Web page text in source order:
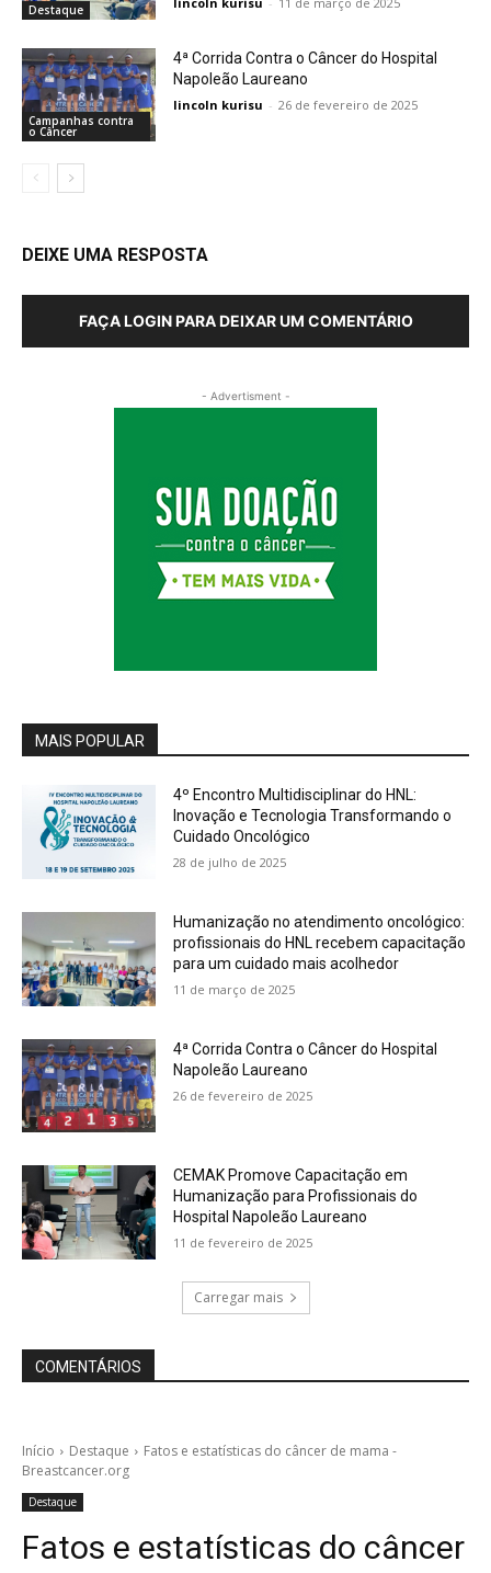
Destaque
Campanhas contra
o Câncer
4ª Corrida Contra o Câncer do Hospital
Napoleão Laureano
lincoln kurisu - 26 de fevereiro de 2025
DEIXE UMA RESPOSTA
FAÇA LOGIN PARA DEIXAR UM COMENTÁRIO
- Advertisment -
MAIS POPULAR
4º Encontro Multidisciplinar do HNL:
Inovação e Tecnologia Transformando o
Cuidado Oncológico
28 de julho de 2025
Humanização no atendimento oncológico:
profissionais do HNL recebem capacitação
para um cuidado mais acolhedor
11 de março de 2025
4ª Corrida Contra o Câncer do Hospital
Napoleão Laureano
26 de fevereiro de 2025
CEMAK Promove Capacitação em
Humanização para Profissionais do
Hospital Napoleão Laureano
11 de fevereiro de 2025
Carregar mais
COMENTÁRIOS